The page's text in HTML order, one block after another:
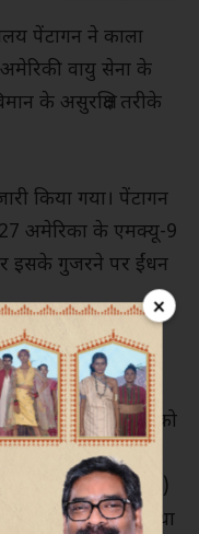
×
पेंटागन ने काला
अमेरिकी वायु सेना के
के असुरक्षित तरीके
किया गया। पेंटागन
अमेरिका के एमक्यू-9
इसके गुजरने पर ईंधन
को एमक्यू-9 रीपर को
ने मानव रहित
(नजर रखने संबंधी)
से बाहर निकालने तथा